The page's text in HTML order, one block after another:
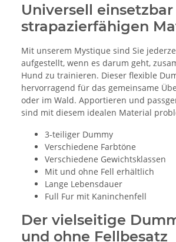
Universell
strapazierfähigen
Mit unserem Mystique sind Sie
aufgestellt, wenn es darum geht,
Hund zu trainieren. Dieser flexible
hervorragend für das gemeinsame
oder im Wald. Apportieren und
sind mit diesem idealen Material
3-teiliger Dummy
Verschiedene Farbtöne
Verschiedene Gewichtsklassen
Mit und ohne Fell erhältlich
Lange Lebensdauer
Full Fur mit Kaninchenfell
Der vielseitige
und ohne Fellbesatz